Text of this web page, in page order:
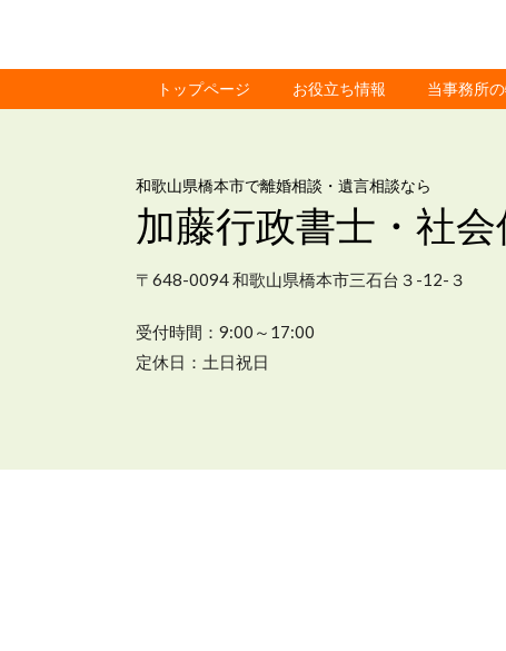
トップページ お役立ち情報 当事務所
和歌山県橋本市で離婚相談・遺言相談なら
加藤行政書士・社
〒648-0094 和歌山県橋本市三石台３-12-３
受付時間：9:00～17:00
定休日：土日祝日